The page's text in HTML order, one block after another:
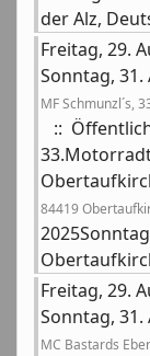
der Alz,
Freitag, 29.
Sonntag, 31.
MF Schmunzl´s,
::
84419
Freitag, 29.
Sonntag, 31.
MC Bastards